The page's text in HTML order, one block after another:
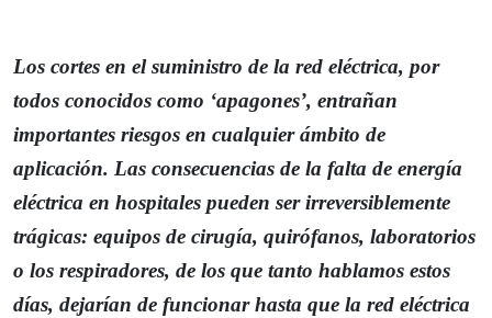
Los cortes en el suministro de la red eléctrica, por
todos conocidos como ‘apagones’, entrañan
importantes riesgos en cualquier ámbito de
aplicación. Las consecuencias de la falta de energía
eléctrica en hospitales pueden ser irreversiblemente
trágicas: equipos de cirugía, quirófanos, laboratorios
o los respiradores, de los que tanto hablamos estos
días, dejarían de funcionar hasta que la red eléctrica